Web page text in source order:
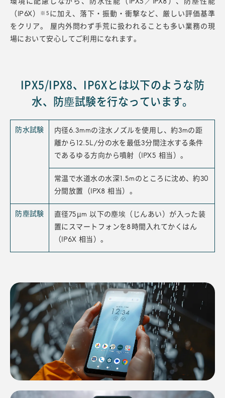
環境に配慮しながら、防水性能（IPX5／IPX8）、防塵性能
（IP6X）
※5 に加え、落下・振動・衝撃など、厳しい評価基準
をクリア。
屋内外問わず手荒に扱われることも多い業務の現
場において安心してご利用になれます。
IPX5/IPX8、IP6Xとは以下のような防
水、防塵試験を行なっています。
防水試験
内径6.3mmの注水ノズルを使用し、約3mの距
離から12.5L/分の水を最低3分間注水する条件
であるゆる方向から噴射（IPX5 相当）。
常温で水道水の水深1.5mのところに沈め、約30
分間放置（IPX8 相当）。
防塵試験
直径75μm 以下の塵埃（じんあい）が入った装
置にスマートフォンを8時間入れてかくはん
（IP6X 相当）。